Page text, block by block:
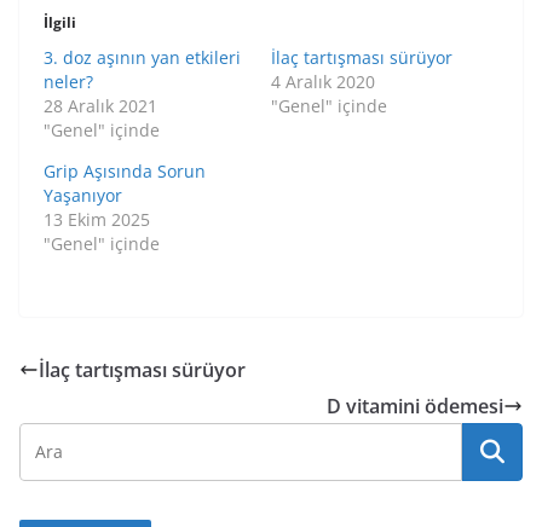
İlgili
3. doz aşının yan etkileri
neler?
28 Aralık 2021
"Genel" içinde
İlaç tartışması sürüyor
4 Aralık 2020
"Genel" içinde
Grip Aşısında Sorun
Yaşanıyor
13 Ekim 2025
"Genel" içinde
İlaç tartışması sürüyor
D vitamini ödemesi